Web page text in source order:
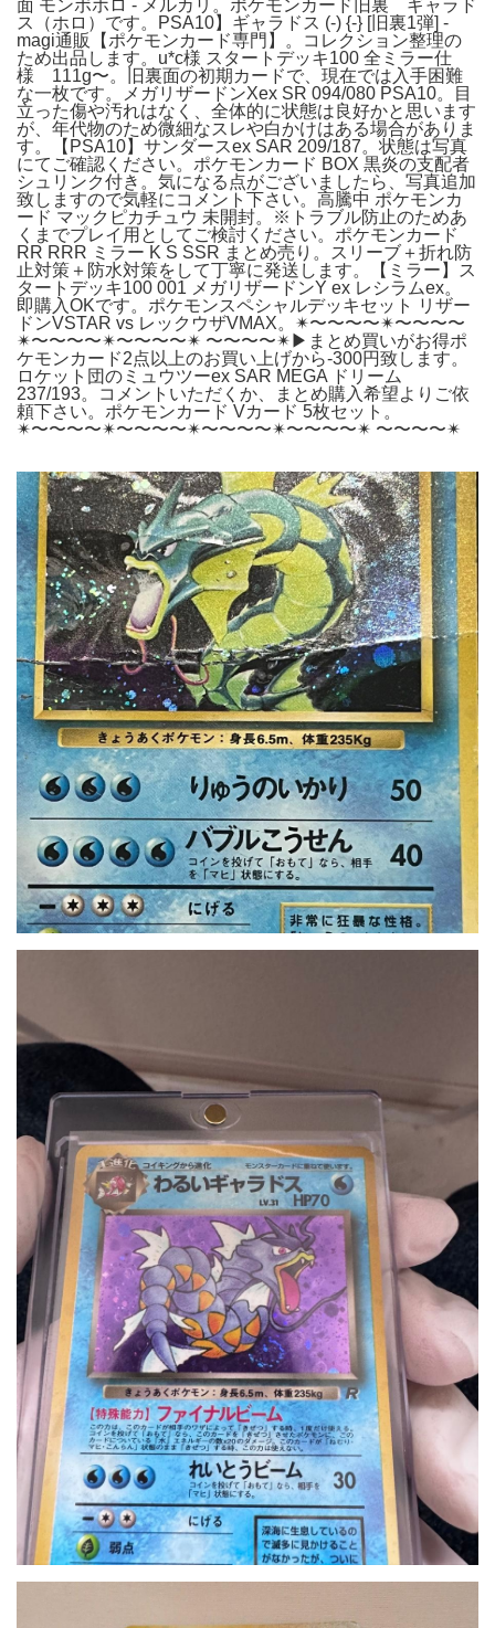
面 モンボホロ - メルカリ。ポケモンカード旧裏 ギャラド
ス（ホロ）です。PSA10】ギャラドス (-) {-} [旧裏1弾] -
magi通販【ポケモンカード専門】。コレクション整理の
ため出品します。u*c様 スタートデッキ100 全ミラー仕
様 111g〜。旧裏面の初期カードで、現在では入手困難
な一枚です。メガリザードンXex SR 094/080 PSA10。目
立った傷や汚れはなく、全体的に状態は良好かと思います
が、年代物のため微細なスレや白かけはある場合がありま
す。【PSA10】サンダースex SAR 209/187。状態は写真
にてご確認ください。ポケモンカード BOX 黒炎の支配者
シュリンク付き。気になる点がございましたら、写真追加
致しますので気軽にコメント下さい。高騰中 ポケモンカ
ード マックピカチュウ 未開封。※トラブル防止のためあ
くまでプレイ用としてご検討ください。ポケモンカード
RR RRR ミラー K S SSR まとめ売り。スリーブ＋折れ防
止対策＋防水対策をして丁寧に発送します。【ミラー】ス
タートデッキ100 001 メガリザードンY ex レシラムex。
即購入OKです。ポケモンスペシャルデッキセット リザー
ドンVSTAR vs レックウザVMAX。✴︎〜〜〜〜✴︎〜〜〜〜
✴︎〜〜〜〜✴︎〜〜〜〜✴︎ 〜〜〜〜✴︎▶︎まとめ買いがお得ポ
ケモンカード2点以上のお買い上げから-300円致します。
ロケット団のミュウツーex SAR MEGA ドリーム
237/193。コメントいただくか、まとめ購入希望よりご依
頼下さい。ポケモンカード Vカード 5枚セット。
✴︎〜〜〜〜✴︎〜〜〜〜✴︎〜〜〜〜✴︎〜〜〜〜✴︎ 〜〜〜〜✴︎